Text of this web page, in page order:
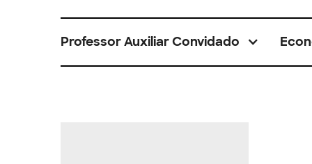
Professor Auxiliar Convidado